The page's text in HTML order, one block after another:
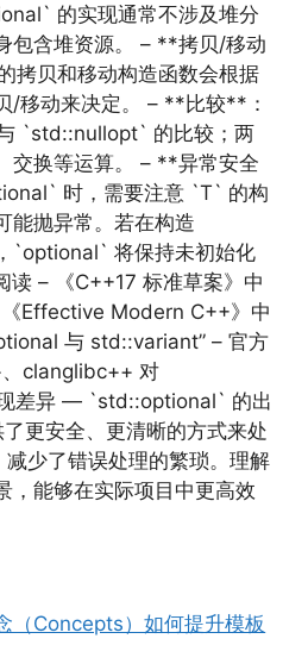
的实现通常不涉及堆分
包含堆资源。 – **拷贝/移动
贝和移动构造函数会根据
/移动来决定。 – **比较**：
`std::nullopt` 的比较；两
交换等运算。 – **异常安全
时，需要注意 `T` 的构
能抛异常。若在构造
`optional` 将保持未初始化
读 – 《C++17 标准草案》中
Effective Modern C++》中
与 std::variant” – 官方
clanglibc++ 对
差异 — `std::optional` 的出
更安全、更清晰的方式来处
减少了错误处理的繁琐。理解
，能够在实际项目中更高效
（Concepts）如何提升模板